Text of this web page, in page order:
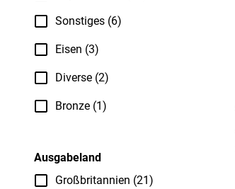
Sonstiges (6)
Eisen (3)
Diverse (2)
Bronze (1)
Ausgabeland
Großbritannien (21)